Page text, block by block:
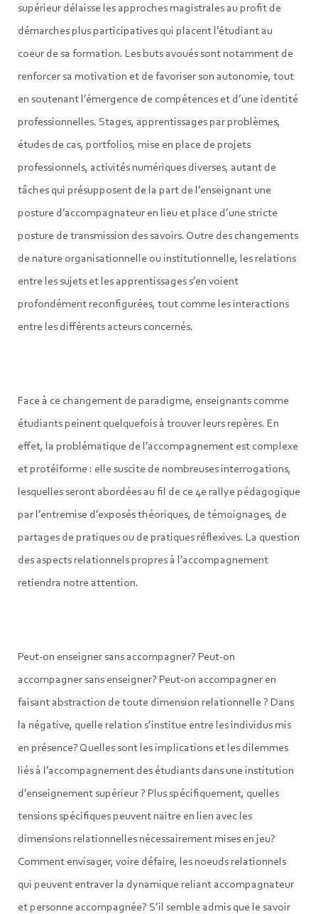
supérieur délaisse les approches magistrales au profit de
démarches plus participatives qui placent l’étudiant au
coeur de sa formation. Les buts avoués sont notamment de
renforcer sa motivation et de favoriser son autonomie, tout
en soutenant l’émergence de compétences et d’une identité
professionnelles. Stages, apprentissages par problèmes,
études de cas, portfolios, mise en place de projets
professionnels, activités numériques diverses, autant de
tâches qui présupposent de la part de l’enseignant une
posture d’accompagnateur en lieu et place d’une stricte
posture de transmission des savoirs. Outre des changements
de nature organisationnelle ou institutionnelle, les relations
entre les sujets et les apprentissages s’en voient
profondément reconfigurées, tout comme les interactions
entre les différents acteurs concernés.
Face à ce changement de paradigme, enseignants comme
étudiants peinent quelquefois à trouver leurs repères. En
effet, la problématique de l’accompagnement est complexe
et protéiforme : elle suscite de nombreuses interrogations,
lesquelles seront abordées au fil de ce 4e rallye pédagogique
par l’entremise d’exposés théoriques, de témoignages, de
partages de pratiques ou de pratiques réflexives. La question
des aspects relationnels propres à l’accompagnement
retiendra notre attention.
Peut-on enseigner sans accompagner? Peut-on
accompagner sans enseigner? Peut-on accompagner en
faisant abstraction de toute dimension relationnelle ? Dans
la négative, quelle relation s’institue entre les individus mis
en présence? Quelles sont les implications et les dilemmes
liés à l’accompagnement des étudiants dans une institution
d’enseignement supérieur ? Plus spécifiquement, quelles
tensions spécifiques peuvent naitre en lien avec les
dimensions relationnelles nécessairement mises en jeu?
Comment envisager, voire défaire, les noeuds relationnels
qui peuvent entraver la dynamique reliant accompagnateur
et personne accompagnée? S’il semble admis que le savoir